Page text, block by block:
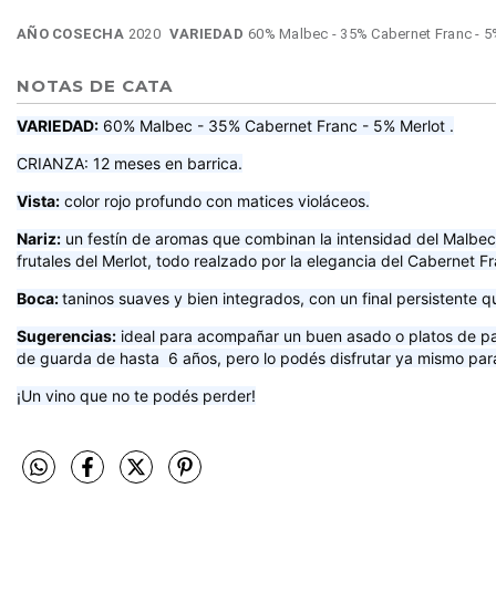
AÑO COSECHA 2020 VARIEDAD 60% Malbec - 35% Cabernet Franc -
NOTAS DE CATA
VARIEDAD: 60% Malbec - 35% Cabernet Franc - 5% Merlot .
CRIANZA: 12 meses en barrica.
Vista: color rojo profundo con matices violáceos.
Nariz: un festín de aromas que combinan la intensidad del
frutales del Merlot, todo realzado por la elegancia del Cabernet
Boca:taninos suaves y bien integrados, con un final persistente
Sugerencias: ideal para acompañar un buen asado o platos de
de guarda de hasta 6 años, pero lo podés disfrutar ya mismo
¡Un vino que no te podés perder!